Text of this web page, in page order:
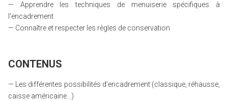
— Apprendre les techniques de menuiserie spécifiques à
l’encadrement
— Connaître et respecter les règles de conservation
CONTENUS
— Les différentes possibilités d’encadrement (classique, réhausse,
caisse américaine…)